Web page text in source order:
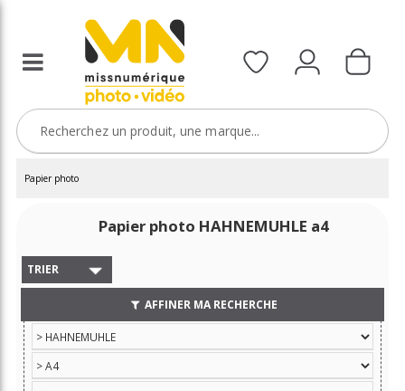
Papier photo
Papier photo HAHNEMUHLE a4
TRIER
AFFINER MA RECHERCHE